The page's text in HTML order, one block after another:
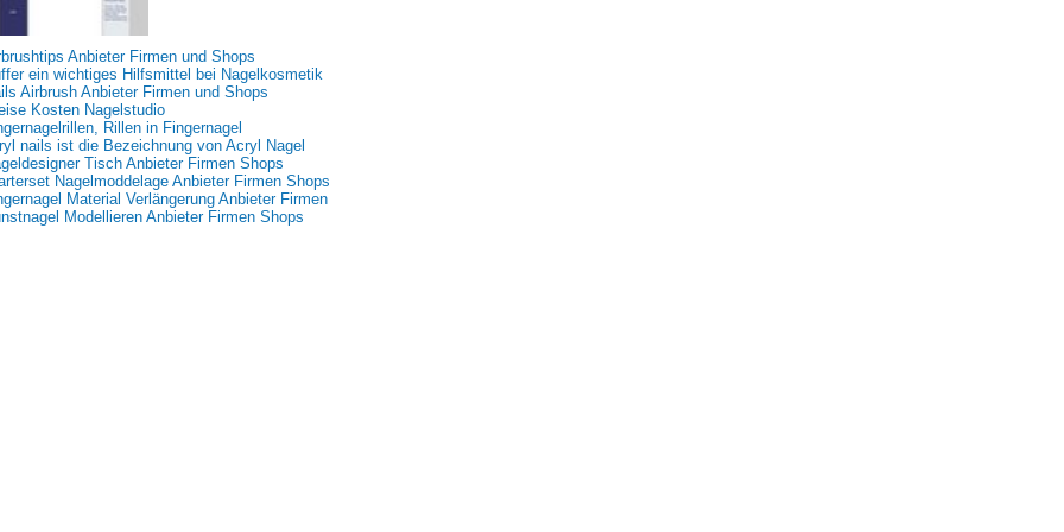
Anbieter Firmen und Shops
ein wichtiges Hilfsmittel bei Nagelkosmetik
Airbrush Anbieter Firmen und Shops
Kosten Nagelstudio
Rillen in Fingernagel
nails ist die Bezeichnung von Acryl Nagel
Tisch Anbieter Firmen Shops
Nagelmoddelage Anbieter Firmen Shops
Material Verlängerung Anbieter Firmen
Modellieren Anbieter Firmen Shops